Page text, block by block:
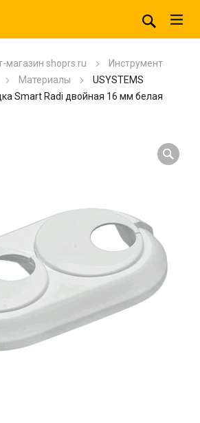
магазин shoprs.ru
Инструмент
Материалы
USYSTEMS
Smart Radi двойная 16 мм белая